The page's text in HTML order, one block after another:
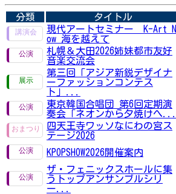
分類 タイトル
現代アートセミナー K-Art N
ow 海を越えて
札幌＆大田2026姉妹都市友好
音楽交流会
第三回「アジア新鋭デザイナ
ーファッションコンテス
ト」...
東京韓国合唱団 第6回定期演
奏会「ネオンから夕焼けへ...
四天王寺ワッソなにわの宮ス
テージ2026
KPOPSHOW2026開催案内
ザ・フェニックスホールに集
うトップアンサンブルシリ
ー...